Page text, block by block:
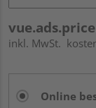
inkl. MwSt.
Online